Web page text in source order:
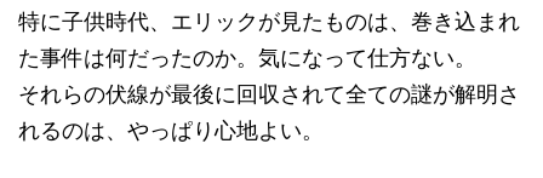
特に子供時代、エリックが見たものは、巻き込まれ
た事件は何だったのか。気になって仕方ない。
それらの伏線が最後に回収されて全ての謎が解明さ
れるのは、やっぱり心地よい。